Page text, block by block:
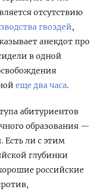
отсутствию
гвоздей,
анекдот про
в одной
еще два часа.
абитуриентов
образования —
Есть ли с этим
глубинки
российские